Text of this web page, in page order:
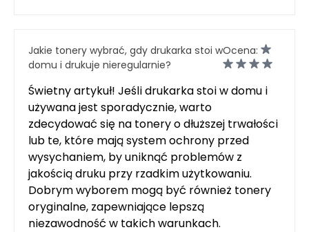
Jakie tonery wybrać, gdy drukarka stoi w
domu i drukuje nieregularnie?
Ocena:
Świetny artykuł! Jeśli drukarka stoi w domu i
używana jest sporadycznie, warto
zdecydować się na tonery o dłuższej trwałości
lub te, które mają system ochrony przed
wysychaniem, by uniknąć problemów z
jakością druku przy rzadkim użytkowaniu.
Dobrym wyborem mogą być również tonery
oryginalne, zapewniające lepszą
niezawodność w takich warunkach.